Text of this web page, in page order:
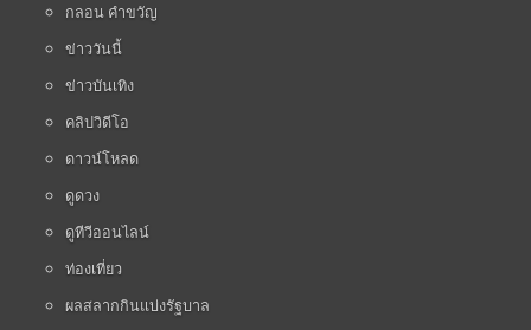
กลอน คำขวัญ
ข่าววันนี้
ข่าวบันเทิง
คลิปวิดีโอ
ดาวน์โหลด
ดูดวง
ดูทีวีออนไลน์
ท่องเที่ยว
ผลสลากกินแบ่งรัฐบาล